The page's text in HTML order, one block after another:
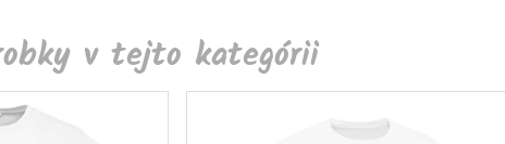
v tejto kategórii